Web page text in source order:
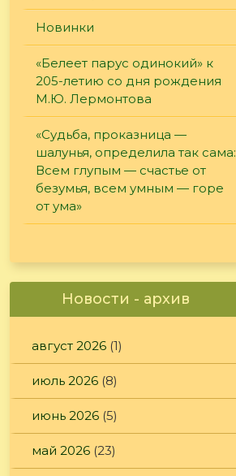
Новинки
«Белеет парус одинокий» к
205-летию со дня рождения
М.Ю. Лермонтова
«Судьба, проказница —
шалунья, определила так сама:
Всем глупым — счастье от
безумья, всем умным — горе
от ума»
Новости - архив
август 2026 (1)
июль 2026 (8)
июнь 2026 (5)
май 2026 (23)